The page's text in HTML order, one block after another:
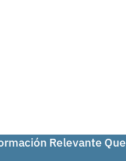
Relevante Que